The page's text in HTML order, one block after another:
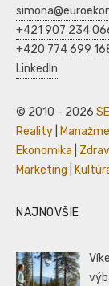
+421 907 234
+420 774 699
LinkedIn
© 2010 - 2026
Reality
Ekonomika
Marketing
NAJNOVŠIE